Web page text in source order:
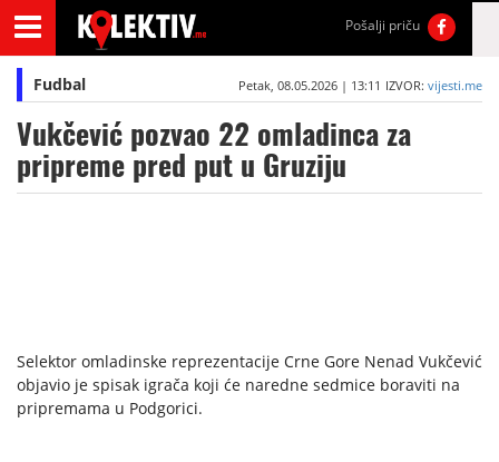
Pošalji priču
Fudbal Petak, 08.05.2026 | 13:11 IZVOR: vijesti.me
Vukčević pozvao 22 omladinca za
pripreme pred put u Gruziju
Selektor omladinske reprezentacije Crne Gore Nenad Vukčević
objavio je spisak igrača koji će naredne sedmice boraviti na
pripremama u Podgorici.